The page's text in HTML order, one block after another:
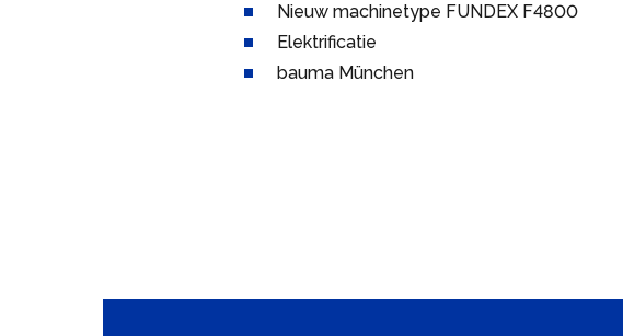
Nieuw machinetype FUNDEX F4800
Elektrificatie
bauma München